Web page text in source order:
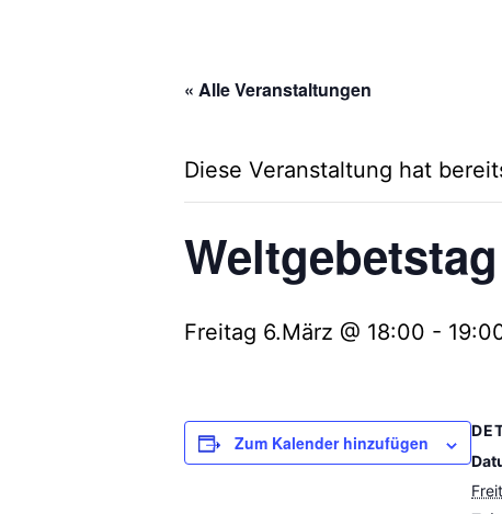
« Alle Veranstaltungen
Diese Veranstaltung hat
Freitag 6.März @ 18:00 -
Zum Kalender hinzufügen